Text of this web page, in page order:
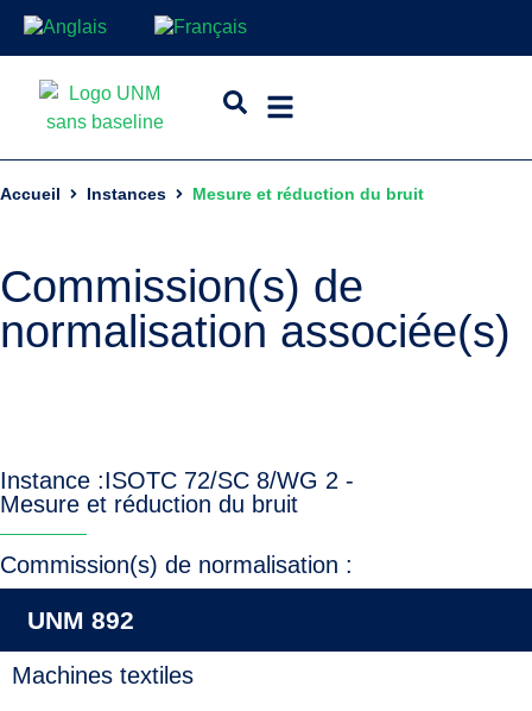
Accueil Instances Mesure et réduction du bruit
Commission(s) de
normalisation associée(s)
Instance :ISOTC 72/SC 8/WG 2 -
Mesure et réduction du bruit
Commission(s) de normalisation :
UNM 892
Machines textiles